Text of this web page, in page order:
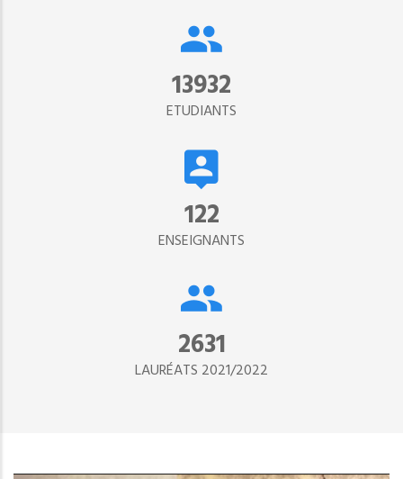
15302
ETUDIANTS
134
ENSEIGNANTS
2890
LAURÉATS 2021/2022